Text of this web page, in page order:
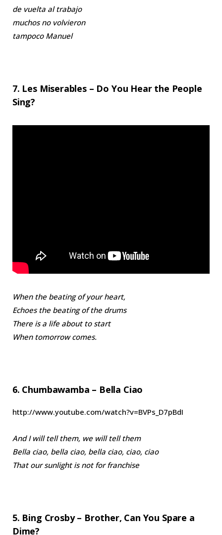
de vuelta al trabajo
muchos no volvieron
tampoco Manuel
7. Les Miserables – Do You Hear the People
Sing?
When the beating of your heart,
Echoes the beating of the drums
There is a life about to start
When tomorrow comes.
6. Chumbawamba – Bella Ciao
http://www.youtube.com/watch?v=BVPs_D7pBdI
And I will tell them, we will tell them
Bella ciao, bella ciao, bella ciao, ciao, ciao
That our sunlight is not for franchise
5. Bing Crosby – Brother, Can You Spare a
Dime?